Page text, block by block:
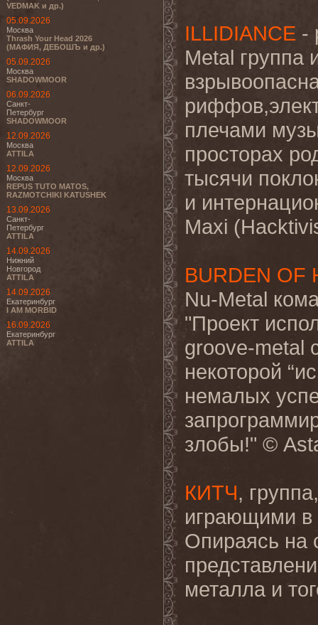
VEDMAK и др.)
05.09.2026
Москва
Thrash Your Head 2026
(МАФИЯ, ДЕБОШЪ и др.)
05.09.2026
Москва
SHADOWMOOR
06.09.2026
Санкт-
Петербург
SHADOWMOOR
12.09.2026
Москва
ATTILA
12.09.2026
Москва
REPUS TUTO MATOS,
RAZMOTCHIKI KATUSHEK
13.09.2026
Санкт-
Петербург
ATTILA
14.09.2026
Нижний
Новгород
ATTILA
14.09.2026
Екатеринбург
I AM MORBID
16.09.2026
Екатеринбург
ATTILA
ILLIDIANCE -
Metal группа
плечами
просторах
тысячи
и
Maxi
BURDEN OF
Nu-Metal
"Проект
groove-metal
некоторой
немалых
злобы!" ©
КИТЧ,
играющими в
Опираясь на
металла и